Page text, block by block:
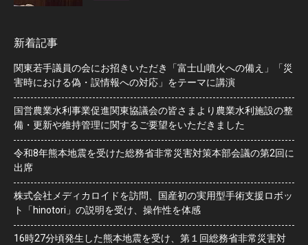
新着記事
関東若手議員の会にお招きいただき「富士山噴火への備え」「災
害時における偽・誤情報への対応」をテーマに講演
国営農業水利事業促進関東協議会の皆さまより農業水利施設の整
備・更新や維持管理に関するご要望をいただきました
令和8年熊本地震を受けた総務省非常災害対策本部会議の第2回に
出席
株式会社メディカロイドを訪問、国産初の実用型手術支援ロボッ
ト「hinotori」の説明を受け、操作性を体感
16時27分頃発生した熊本地震を受け、第１回総務省非常災害対